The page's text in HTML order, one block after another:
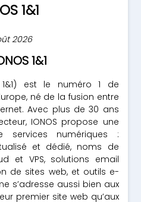
1&1
2026
1&1
est le numéro 1 de
né de la fusion entre
Avec plus de 30 ans
IONOS propose une
services numériques :
et dédié, noms de
et VPS, solutions email
de sites web, et outils e-
s’adresse aussi bien aux
premier site web qu’aux